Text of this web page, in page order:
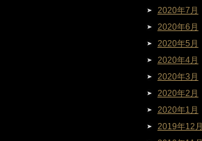
2020年7月
2020年6月
2020年5月
2020年4月
2020年3月
2020年2月
2020年1月
2019年12月